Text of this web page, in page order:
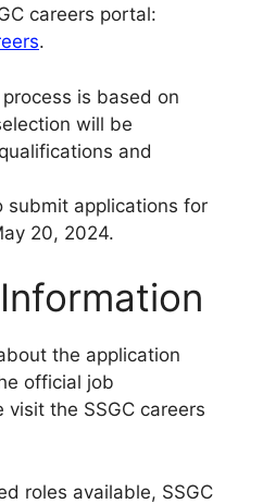
careers portal:
.
is based on
will be
and
submit applications for
20, 2024.
the application
official job
the SSGC careers
roles available, SSGC